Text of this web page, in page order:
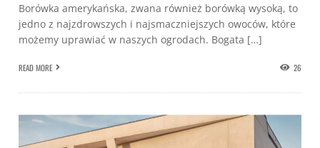
Borówka amerykańska, zwana również borówką wysoką, to
jedno z najzdrowszych i najsmaczniejszych owoców, które
możemy uprawiać w naszych ogrodach. Bogata […]
READ MORE 26